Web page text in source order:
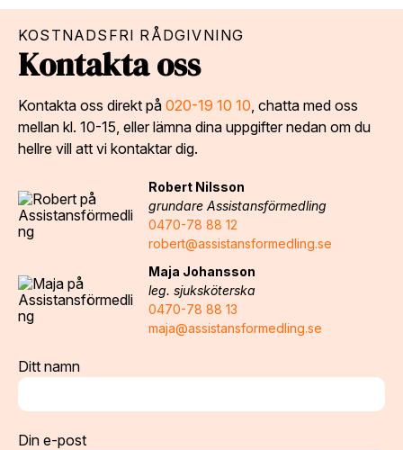
KOSTNADSFRI RÅDGIVNING
Kontakta oss
Kontakta oss direkt på 020-19 10 10 , chatta med oss
mellan kl. 10-15, eller lämna dina uppgifter nedan om du
hellre vill att vi kontaktar dig.
Robert Nilsson
grundare Assistansförmedling
0470-78 88 12
robert@assistansformedling.se
Maja Johansson
leg. sjuksköterska
0470-78 88 13
maja@assistansformedling.se
Ditt namn
Din e-post